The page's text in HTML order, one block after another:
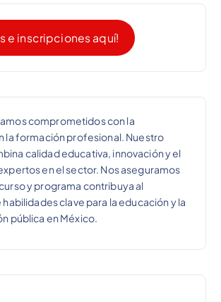
e inscripciones aquí!
comprometidos con la
la formación profesional. Nuestro
calidad educativa, innovación y el
en el sector. Nos aseguramos
y programa contribuya al
clave para la educación y la
pública en México.